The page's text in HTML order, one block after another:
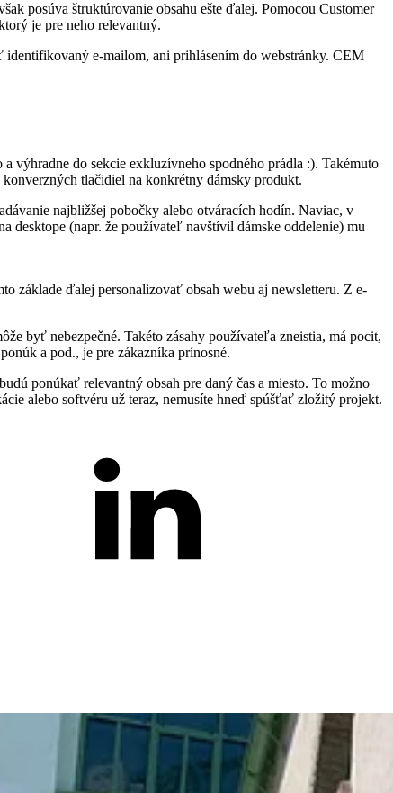
posúva štruktúrovanie obsahu ešte ďalej. Pomocou Customer
je pre neho relevantný.
identifikovaný e-mailom, ani prihlásením do webstránky. CEM
výhradne do sekcie exkluzívneho spodného prádla :). Takémuto
tlačidiel na konkrétny dámsky produkt.
najbližšej pobočky alebo otváracích hodín. Naviac, v
desktope (napr. že používateľ navštívil dámske oddelenie) mu
základe ďalej personalizovať obsah webu aj newsletteru. Z e-
byť nebezpečné. Takéto zásahy používateľa zneistia, má pocit,
a pod., je pre zákazníka prínosné.
ponúkať relevantný obsah pre daný čas a miesto. To možno
alebo softvéru už teraz, nemusíte hneď spúšťať zložitý projekt.